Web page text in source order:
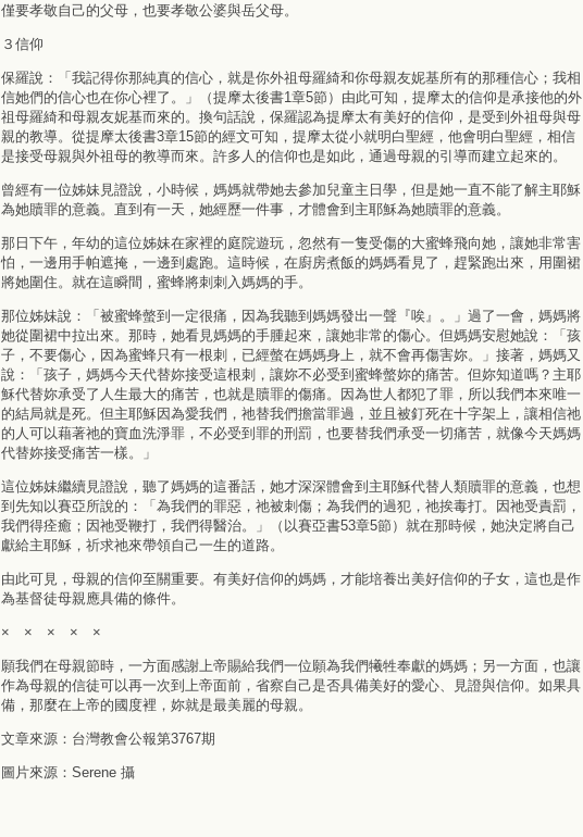
僅要孝敬自己的父母，也要孝敬公婆與岳父母。
３信仰
保羅說：「我記得你那純真的信心，就是你外祖母羅綺和你母親友妮基所有的那種信心；我相
信她們的信心也在你心裡了。」（提摩太後書1章5節）由此可知，提摩太的信仰是承接他的外
祖母羅綺和母親友妮基而來的。換句話說，保羅認為提摩太有美好的信仰，是受到外祖母與母
親的教導。從提摩太後書3章15節的經文可知，提摩太從小就明白聖經，他會明白聖經，相信
是接受母親與外祖母的教導而來。許多人的信仰也是如此，通過母親的引導而建立起來的。
曾經有一位姊妹見證說，小時候，媽媽就帶她去參加兒童主日學，但是她一直不能了解主耶穌
為她贖罪的意義。直到有一天，她經歷一件事，才體會到主耶穌為她贖罪的意義。
那日下午，年幼的這位姊妹在家裡的庭院遊玩，忽然有一隻受傷的大蜜蜂飛向她，讓她非常害
怕，一邊用手帕遮掩，一邊到處跑。這時候，在廚房煮飯的媽媽看見了，趕緊跑出來，用圍裙
將她圍住。就在這瞬間，蜜蜂將刺刺入媽媽的手。
那位姊妹說：「被蜜蜂螫到一定很痛，因為我聽到媽媽發出一聲『唉』。」過了一會，媽媽將
她從圍裙中拉出來。那時，她看見媽媽的手腫起來，讓她非常的傷心。但媽媽安慰她說：「孩
子，不要傷心，因為蜜蜂只有一根刺，已經螫在媽媽身上，就不會再傷害妳。」接著，媽媽又
說：「孩子，媽媽今天代替妳接受這根刺，讓妳不必受到蜜蜂螫妳的痛苦。但妳知道嗎？主耶
穌代替妳承受了人生最大的痛苦，也就是贖罪的傷痛。因為世人都犯了罪，所以我們本來唯一
的結局就是死。但主耶穌因為愛我們，祂替我們擔當罪過，並且被釘死在十字架上，讓相信祂
的人可以藉著祂的寶血洗淨罪，不必受到罪的刑罰，也要替我們承受一切痛苦，就像今天媽媽
代替妳接受痛苦一樣。」
這位姊妹繼續見證說，聽了媽媽的這番話，她才深深體會到主耶穌代替人類贖罪的意義，也想
到先知以賽亞所說的：「為我們的罪惡，祂被刺傷；為我們的過犯，祂挨毒打。因祂受責罰，
我們得痊癒；因祂受鞭打，我們得醫治。」（以賽亞書53章5節）就在那時候，她決定將自己
獻給主耶穌，祈求祂來帶領自己一生的道路。
由此可見，母親的信仰至關重要。有美好信仰的媽媽，才能培養出美好信仰的子女，這也是作
為基督徒母親應具備的條件。
× × × × ×
願我們在母親節時，一方面感謝上帝賜給我們一位願為我們犧牲奉獻的媽媽；另一方面，也讓
作為母親的信徒可以再一次到上帝面前，省察自己是否具備美好的愛心、見證與信仰。如果具
備，那麼在上帝的國度裡，妳就是最美麗的母親。
文章來源：台灣教會公報第3767期
圖片來源：Serene 攝